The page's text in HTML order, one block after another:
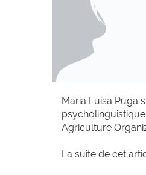
Maria Luisa Puga
Agriculture
La suite de cet